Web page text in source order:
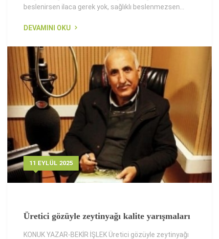
beslenirsen ilaca gerek yok, sağlıklı beslenmezsen...
DEVAMINI OKU
11 EYLÜL 2025
Üretici gözüyle zeytinyağı kalite yarışmaları
KONUK YAZAR-BEKİR İŞLEK Üretici gözüyle zeytinyağı